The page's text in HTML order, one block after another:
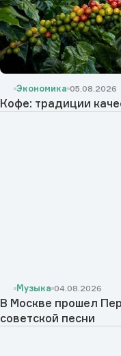
Экономика 05.08.2026
Кофе: традиции
Музыка 04.08.2026
В Москве прошел
советской песни